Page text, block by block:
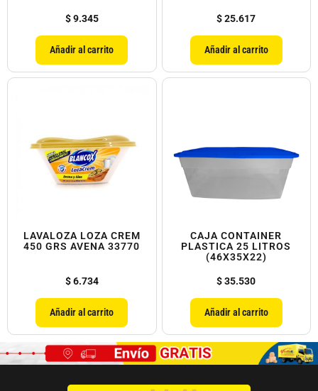
$9.345
Añadir al carrito
$25.617
Añadir al carrito
LAVALOZA LOZA CREM
450 GRS AVENA 33770
$6.734
Añadir al carrito
CAJA CONTAINER
PLASTICA 25 LITROS
(46X35X22)
$35.530
Añadir al carrito